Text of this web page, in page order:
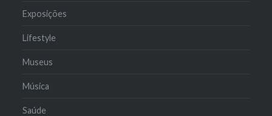
Exposições
Lifestyle
Museus
Música
Saúde